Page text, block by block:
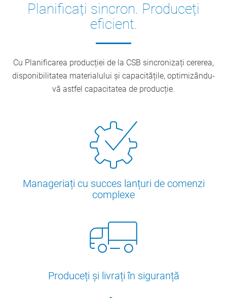
Planificați sincron. Produceți
eficient.
Cu Planificarea producției de la CSB sincronizați cererea,
disponibilitatea materialului și capacitățile, optimizându-
vă astfel capacitatea de producție.
Manageriați cu succes lanțuri de comenzi
complexe
Produceți și livrați în siguranță